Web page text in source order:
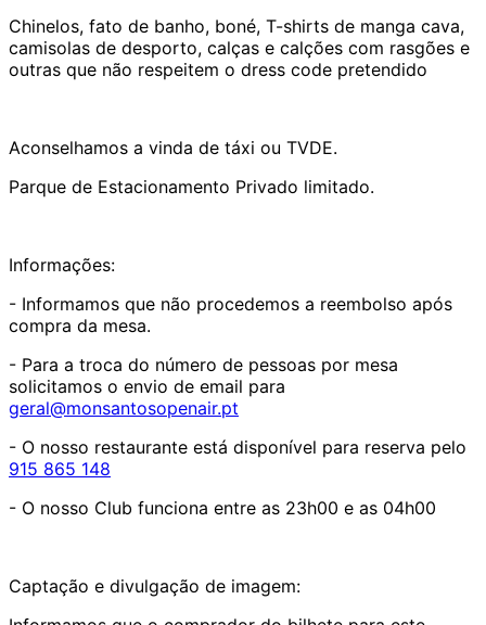
Chinelos, fato de banho, boné, T-shirts de manga cava,
camisolas de desporto, calças e calções com rasgões e
outras que não respeitem o dress code pretendido
Aconselhamos a vinda de táxi ou TVDE.
Parque de Estacionamento Privado limitado.
Informações:
- Informamos que não procedemos a reembolso após
compra da mesa.
- Para a troca do número de pessoas por mesa
solicitamos o envio de email para
geral@monsantosopenair.pt
- O nosso restaurante está disponível para reserva pelo
915 865 148
- O nosso Club funciona entre as 23h00 e as 04h00
Captação e divulgação de imagem: